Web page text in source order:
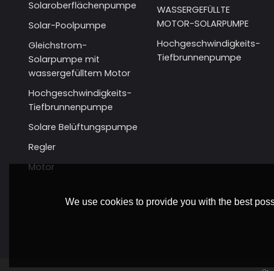
Solaroberflächenpumpe
Solar-Poolpumpe
Gleichstrom-
Solarpumpe mit
wassergefülltem Motor
Hochgeschwindigkeits-
Tiefbrunnenpumpe
Solare Belüftungspumpe
Regler
Motor
WASSERGEFÜLLTE
MOTOR-SOLARPUMPE
Hochgeschwindigkeits-
Tiefbrunnenpumpe
We use cookies to provide you with the best